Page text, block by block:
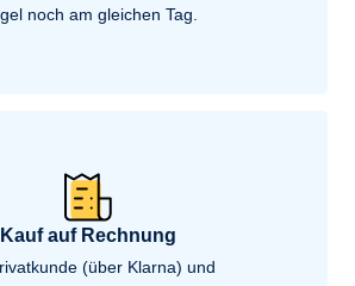
noch am gleichen Tag.
Kauf auf Rechnung
(über Klarna) und